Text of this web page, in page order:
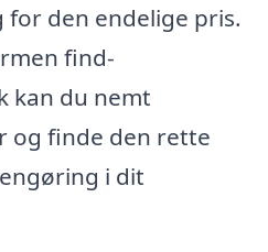
den endelige pris.
find-
kan du nemt
og finde den rette
i dit